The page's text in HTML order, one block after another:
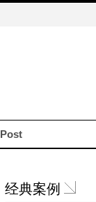
Post
经典案例